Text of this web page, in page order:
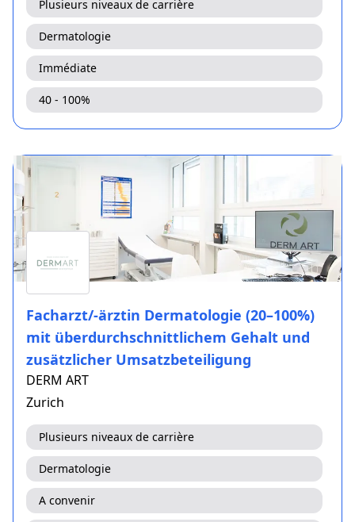
Plusieurs niveaux de carrière
Dermatologie
Immédiate
40 - 100%
Facharzt/-ärztin Dermatologie (20–100%)
mit überdurchschnittlichem Gehalt und
zusätzlicher Umsatzbeteiligung
DERM ART
Zurich
Plusieurs niveaux de carrière
Dermatologie
A convenir